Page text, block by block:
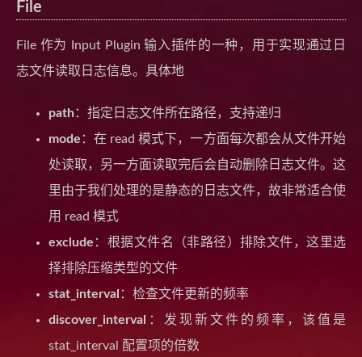
File
File 作为 Input Plugin 输入插件的一种，用于实现通过日
志文件读取日志信息。具体地
path：指定日志文件所在路径，支持递归
mode ：在 read 模式下，一方面每次都会从文件开始
处读取，另一方面读取完后会自动删除日志文件。这
里由于我们处理的是静态的日志文件，故非常适合使
用 read 模式
exclude ：根据文件名（非路径）排除文件，这里选
择排除压缩类型的文件
stat_interval ：检查文件更新的频率
discover_interval
：发现新文件的频率，该值是
stat_interval 配置项的倍数